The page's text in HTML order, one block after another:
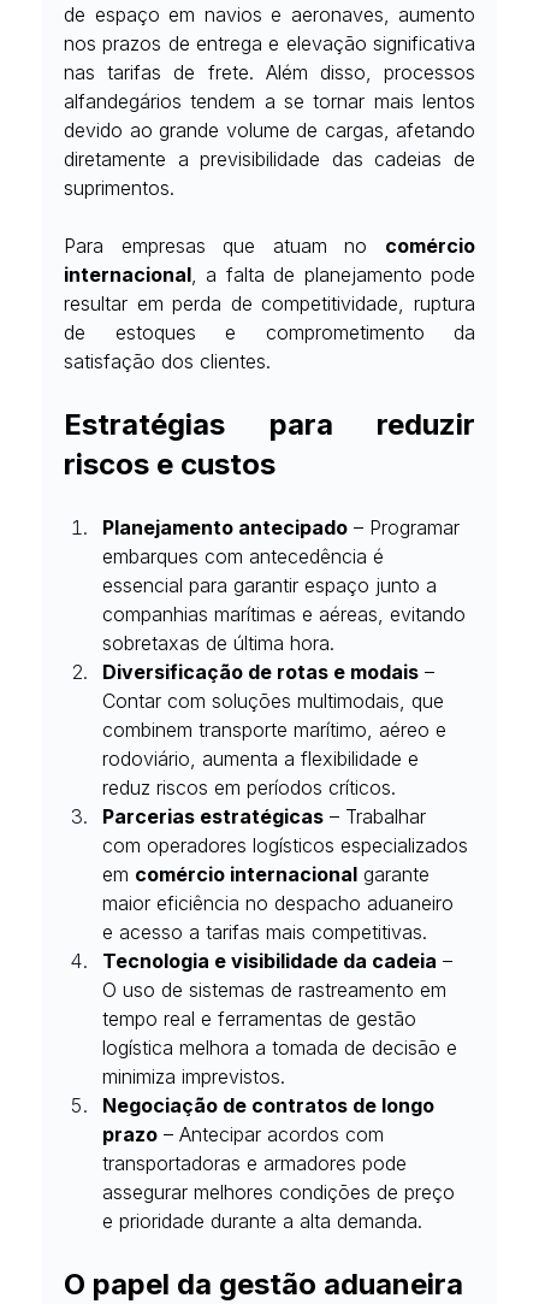
de espaço em navios e aeronaves, aumento
nos prazos de entrega e elevação significativa
nas tarifas de frete. Além disso, processos
alfandegários tendem a se tornar mais lentos
devido ao grande volume de cargas, afetando
diretamente a previsibilidade das cadeias de
suprimentos.
Para empresas que atuam no comércio
internacional, a falta de planejamento pode
resultar em perda de competitividade, ruptura
de estoques e comprometimento da
satisfação dos clientes.
Estratégias para reduzir
riscos e custos
Planejamento antecipado – Programar
embarques com antecedência é
essencial para garantir espaço junto a
companhias marítimas e aéreas, evitando
sobretaxas de última hora.
Diversificação de rotas e modais –
Contar com soluções multimodais, que
combinem transporte marítimo, aéreo e
rodoviário, aumenta a flexibilidade e
reduz riscos em períodos críticos.
Parcerias estratégicas – Trabalhar
com operadores logísticos especializados
em comércio internacional garante
maior eficiência no despacho aduaneiro
e acesso a tarifas mais competitivas.
Tecnologia e visibilidade da cadeia –
O uso de sistemas de rastreamento em
tempo real e ferramentas de gestão
logística melhora a tomada de decisão e
minimiza imprevistos.
Negociação de contratos de longo
prazo – Antecipar acordos com
transportadoras e armadores pode
assegurar melhores condições de preço
e prioridade durante a alta demanda.
O papel da gestão aduaneira